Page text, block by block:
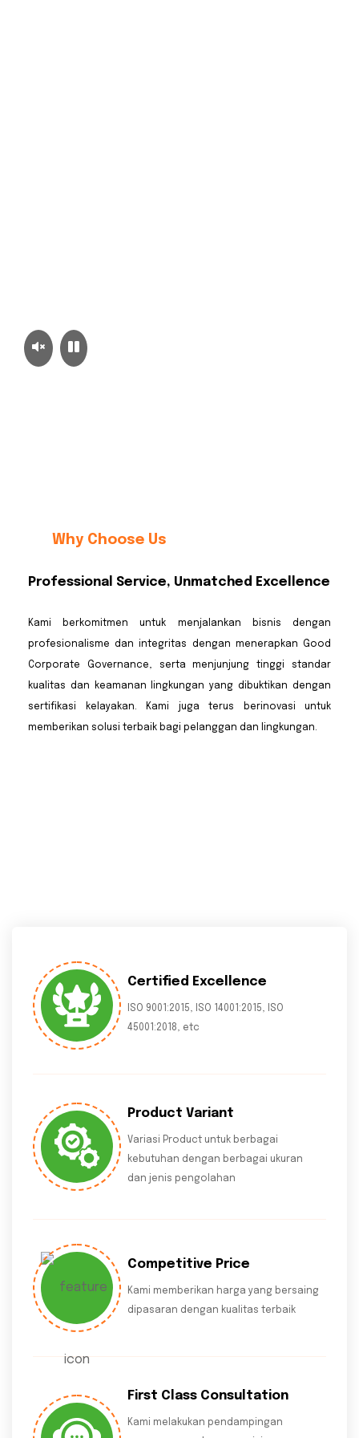
Why Choose Us
Professional Service, Unmatched Excellence
Kami berkomitmen untuk menjalankan bisnis dengan
profesionalisme dan integritas dengan menerapkan Good
Corporate Governance, serta menjunjung tinggi standar
kualitas dan keamanan lingkungan yang dibuktikan dengan
sertifikasi kelayakan. Kami juga terus berinovasi untuk
memberikan solusi terbaik bagi pelanggan dan lingkungan.
Certified Excellence
ISO 9001:2015, ISO 14001:2015, ISO
45001:2018, etc
Product Variant
Variasi Product untuk berbagai
kebutuhan dengan berbagai ukuran
dan jenis pengolahan
Competitive Price
Kami memberikan harga yang bersaing
dipasaran dengan kualitas terbaik
First Class Consultation
Kami melakukan pendampingan